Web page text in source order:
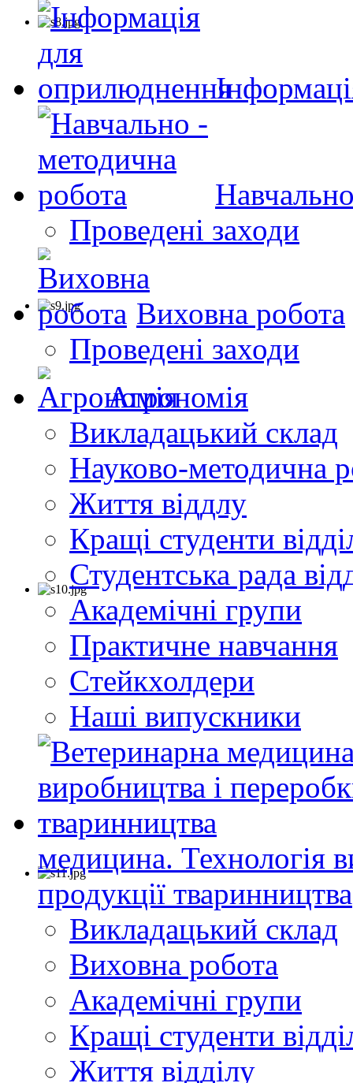
Проведені заходи
Виховна робота
Проведені заходи
Агрономія
Викладацький склад
Науково-методична
Життя віддлу
Кращі студенти
Студентська рада
Академічні групи
Практичне навчання
Cтейкхолдери
Наші випускники
медицина. Технологія
продукції тваринництва
Викладацький склад
Виховна робота
Академічні групи
Кращі студенти
Життя відділу